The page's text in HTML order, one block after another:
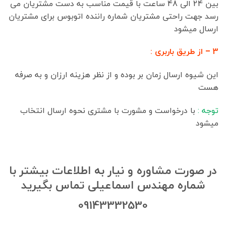
بین 24 الی 48 ساعت با قیمت مناسب به دست مشتریان می
رسد جهت راحتی مشتریان شماره راننده اتوبوس برای مشتریان
ارسال میشود
3 – از طریق باربری :
این شیوه ارسال زمان بر بوده و از نظر هزینه ارزان و به صرفه
هست
توجه : با درخواست و مشورت با مشتری نحوه ارسال انتخاب
میشود
در صورت مشاوره و نیار به اطلاعات بیشتر با
شماره مهندس اسماعیلی تماس بگیرید
09143332530